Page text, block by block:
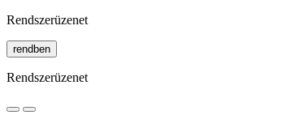
Rendszerüzenet
rendben
Rendszerüzenet